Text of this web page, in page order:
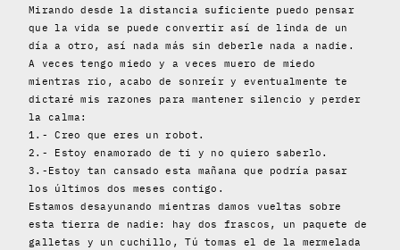
Mirando desde la distancia suficiente puedo pensar
que la vida se puede convertir así de linda de un
día a otro, así nada más sin deberle nada a nadie.
A veces tengo miedo y a veces muero de miedo
mientras rio, acabo de sonreír y eventualmente te
dictaré mis razones para mantener silencio y perder
la calma:
1.- Creo que eres un robot.
2.- Estoy enamorado de ti y no quiero saberlo.
3.-Estoy tan cansado esta mañana que podría pasar
los últimos dos meses contigo.
Estamos desayunando mientras damos vueltas sobre
esta tierra de nadie: hay dos frascos, un paquete de
galletas y un cuchillo, Tú tomas el de la mermelada